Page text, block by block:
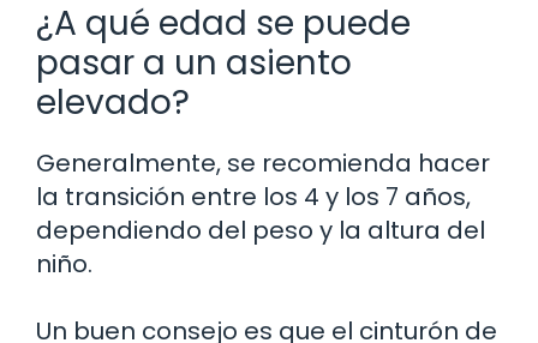
¿A qué edad se puede
pasar a un asiento
elevado?
Generalmente, se recomienda hacer
la transición entre los 4 y los 7 años,
dependiendo del peso y la altura del
niño.
Un buen consejo es que el cinturón de